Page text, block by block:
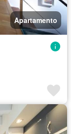
Apartamento